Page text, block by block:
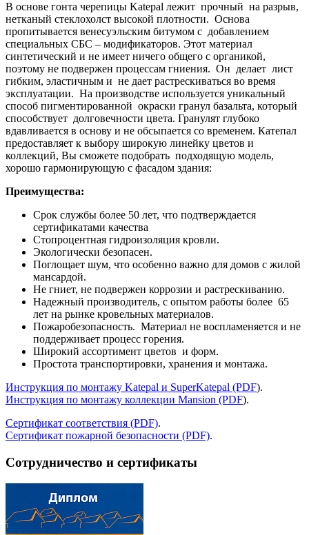
В основе гонта черепицы Katepal лежит прочный на разрыв,
нетканый стеклохолст высокой плотности. Основа
пропитывается венесуэльским битумом с добавлением
специальных СБС – модификаторов. Этот материал
синтетический и не имеет ничего общего с органикой,
поэтому не подвержен процессам гниения. Он делает лист
гибким, эластичным и не дает растрескиваться во время
эксплуатации. На производстве используется уникальный
способ пигментированной окраски гранул базальта, который
способствует долговечности цвета. Гранулят глубоко
вдавливается в основу и не обсыпается со временем. Катепал
предоставляет к выбору широкую линейку цветов и
коллекций, Вы сможете подобрать подходящую модель,
хорошо гармонирующую с фасадом здания:
Преимущества:
Срок службы более 50 лет, что подтверждается
сертификатами качества
Стопроцентная гидроизоляция кровли.
Экологически безопасен.
Поглощает шум, что особенно важно для домов с жилой
мансардой.
Не гниет, не подвержен коррозии и растрескиванию.
Надежный производитель, с опытом работы более 65
лет на рынке кровельных материалов.
Пожаробезопасность. Материал не воспламеняется и не
поддерживает процесс горения.
Широкий ассортимент цветов и форм.
Простота транспортировки, хранения и монтажа.
Инструкция по монтажу Katepal и SuperKatepal (PDF).
Инструкция по монтажу коллекции Mansion (PDF).
Сертификат соответствия (PDF).
Сертификат пожарной безопасности (PDF).
Сотрудничество и сертификаты